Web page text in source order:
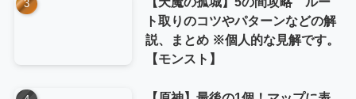
ト取りのコツやパターンなどの解
説、まとめ ※個人的な見解です。
【モンスト】